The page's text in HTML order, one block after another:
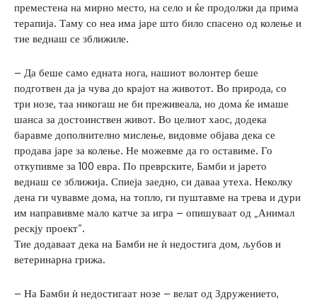
преместена на мирно место, на село и ќе продолжи да прима
терапија. Таму со неа има јаре што било спасено од колење и
тие веднаш се зближиле.
– Да беше само едната нога, нашиот волонтер беше
подготвен да ја чува до крајот на животот. Во природа, со
три нозе, таа никогаш не би преживеала, но дома ќе имаше
шанса за достоинствен живот. Во целиот хаос, додека
баравме дополнително мислење, видовме објава дека се
продава јаре за колење. Не можевме да го оставиме. Го
откупивме за 100 евра. По преврските, Бамби и јарето
веднаш се зближија. Спиеја заедно, си даваа утеха. Неколку
дена ги чувавме дома, на топло, ги пуштавме на трева и дури
им направивме мало катче за игра – опишуваат од „Анимал
рескју проект“.
Тие додаваат дека на Бамби не ѝ недостига дом, љубов и
ветеринарна грижа.
– На Бамби ѝ недостигаат нозе – велат од Здружението,